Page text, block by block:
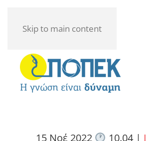
Skip to main content
15 Νοέ 2022 10.04| I